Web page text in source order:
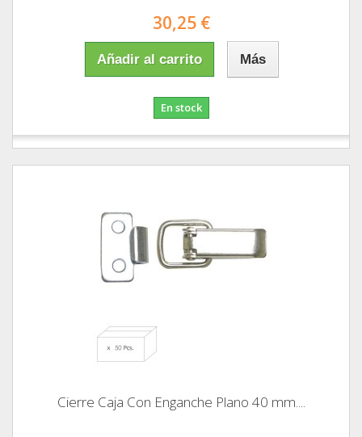
30,25 €
Añadir al carrito Más
En stock
Cierre Caja Con Enganche Plano 40 mm....